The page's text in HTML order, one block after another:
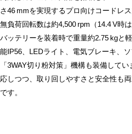
ッ
ハ】
料
無
料・
ス
さ46 mmを実現するプロ向けコードレ
無負荷回転数は約4,500 rpm（14.4 V時
バッテリーを装着時で重量約2.75 kgと
能IP56、LEDライト、電気ブレーキ、
「3WAY切り粉対策」機構も装備して
応しつつ、取り回しやすさと安全性も
です。